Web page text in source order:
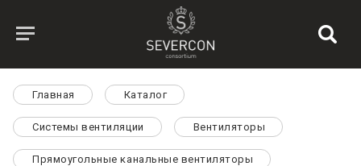
Главная Каталог
Системы вентиляции Вентиляторы
Прямоугольные канальные вентиляторы